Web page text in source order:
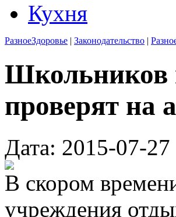
Кухня
РазноеЗдоровье | Законодательство |
Школьников
проверят на
Дата: 2015-07-27
В скором
учреждения